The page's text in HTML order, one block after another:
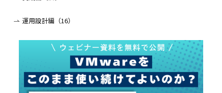
運用設計編（16）